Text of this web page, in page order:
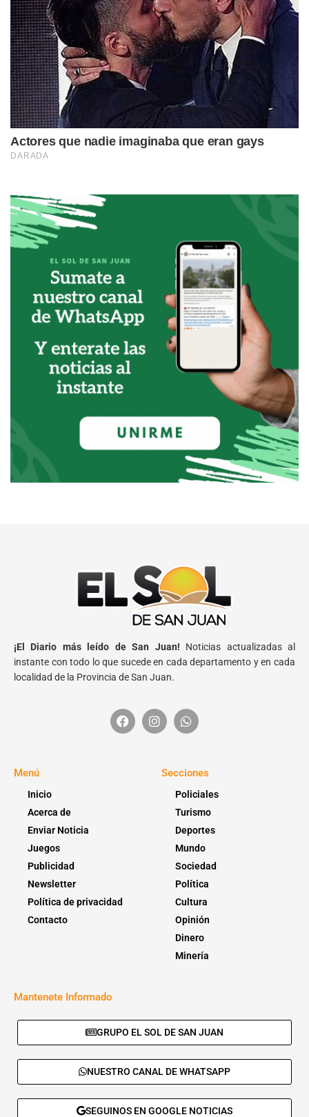
¡El Diario más leído de San Juan! Noticias actualizadas al
instante con todo lo que sucede en cada departamento y en cada
localidad de la Provincia de San Juan.
Menú
Inicio
Acerca de
Enviar Noticia
Juegos
Publicidad
Newsletter
Política de privacidad
Contacto
Secciones
Policiales
Turismo
Deportes
Mundo
Sociedad
Política
Cultura
Opinión
Dinero
Minería
Mantenete Informado
GRUPO EL SOL DE SAN JUAN
NUESTRO CANAL DE WHATSAPP
SEGUINOS EN GOOGLE NOTICIAS